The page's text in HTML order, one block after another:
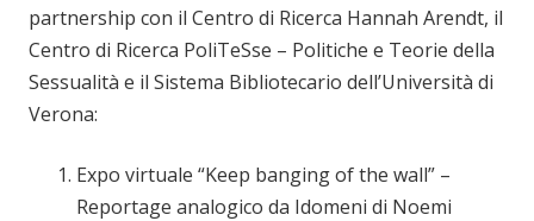
partnership con il Centro di Ricerca Hannah Arendt, il
Centro di Ricerca PoliTeSse – Politiche e Teorie della
Sessualità e il Sistema Bibliotecario dell’Università di
Verona:
Expo virtuale “Keep banging of the wall” –
Reportage analogico da Idomeni di Noemi